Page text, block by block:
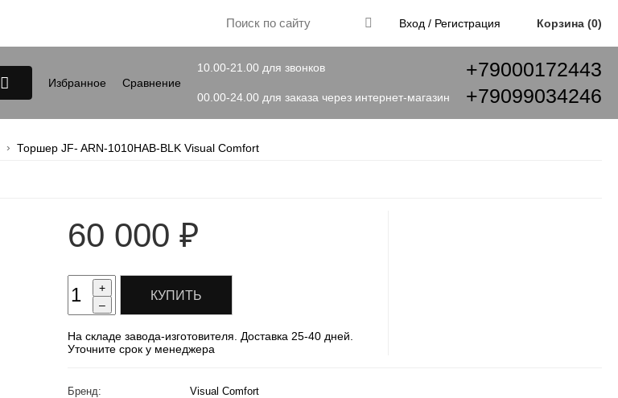
Вход / Регистрация Корзина 0
Избранное Сравнение
10.00-21.00 для звонков
00.00-24.00 для заказа через интернет-магазин
+79000172443
+79099034246
Торшер JF- ARN-1010HAB-BLK Visual Comfort
60 000 ₽
+
–
КУПИТЬ
На складе завода-изготовителя. Доставка 25-40 дней.
Уточните срок у менеджера
Бренд:
Visual Comfort